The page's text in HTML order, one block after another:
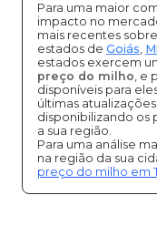
Para uma maior
impacto no
mais recentes
estados de Goiás,
estados exercem
preço do milho, e
disponíveis para
últimas
disponibilizando os
a sua região.
Para uma análise
na região da sua
preço do milho em